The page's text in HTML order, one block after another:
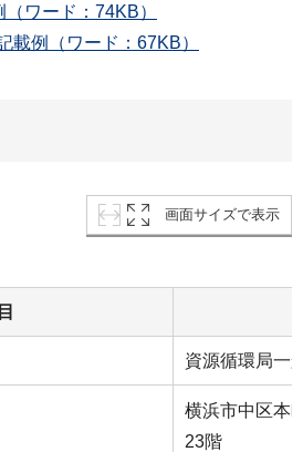
（ワード：74KB）
載例（ワード：67KB）
画面サイズで表示
資源循環局一
横浜市中区本
23階